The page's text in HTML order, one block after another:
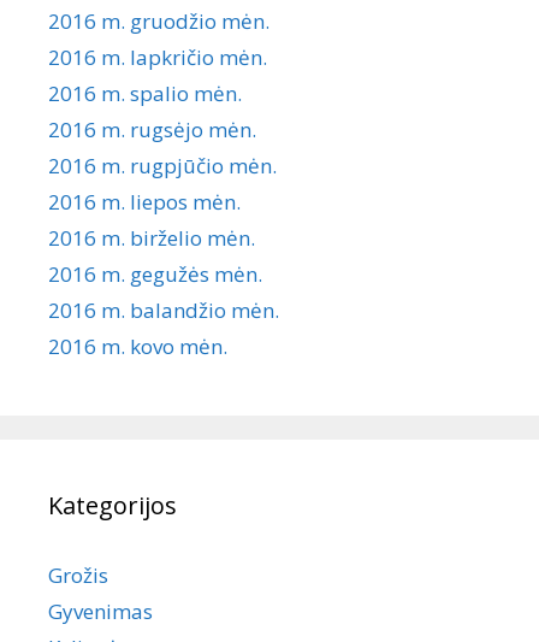
2016 m. gruodžio mėn.
2016 m. lapkričio mėn.
2016 m. spalio mėn.
2016 m. rugsėjo mėn.
2016 m. rugpjūčio mėn.
2016 m. liepos mėn.
2016 m. birželio mėn.
2016 m. gegužės mėn.
2016 m. balandžio mėn.
2016 m. kovo mėn.
Kategorijos
Grožis
Gyvenimas